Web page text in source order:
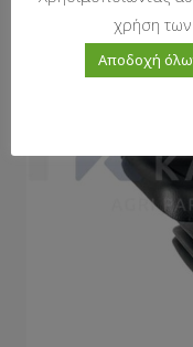
χρήση
Αποδοχή